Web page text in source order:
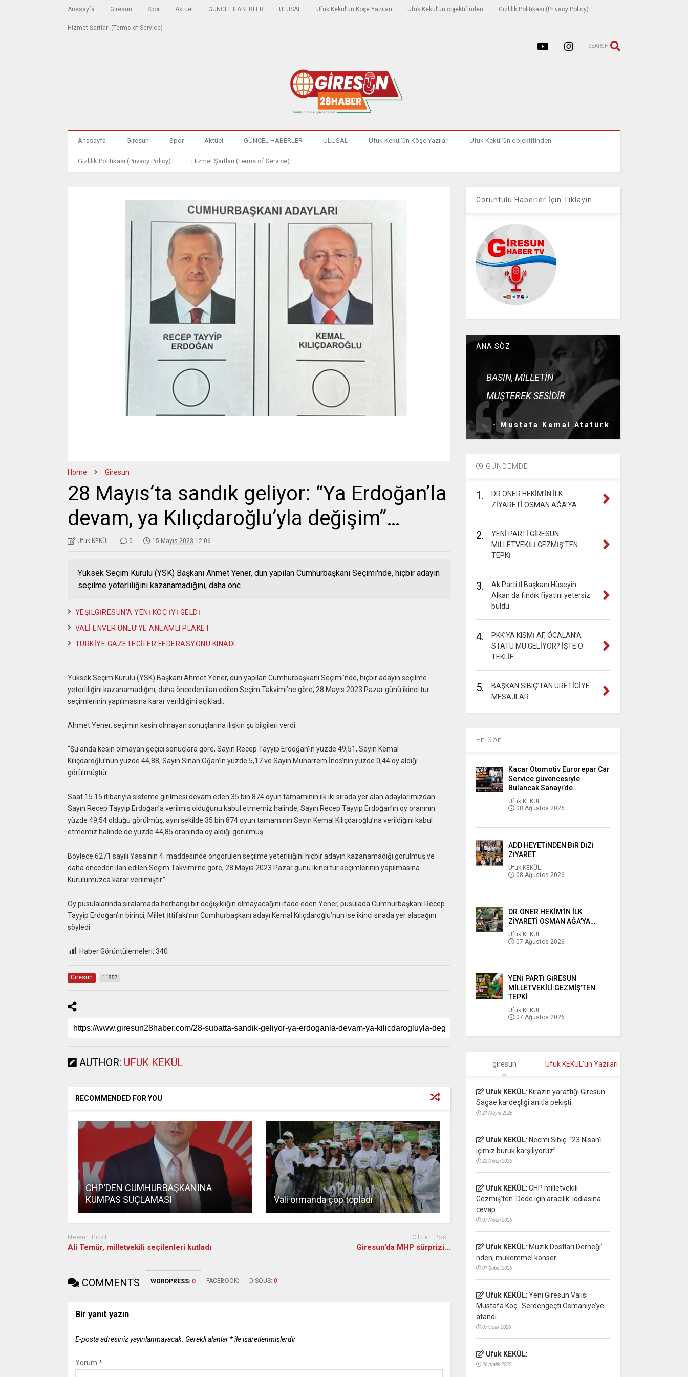
Anasayfa Giresun Spor Aktüel GÜNCEL HABERLER ULUSAL Ufuk Kekül’ün Köşe Yazıları Ufuk Kekül’ün objektifinden Gizlilik Politikası (Privacy Policy)
Hizmet Şartları (Terms of Service)
SEARCH
Anasayfa Giresun Spor Aktüel GÜNCEL HABERLER ULUSAL Ufuk Kekül’ün Köşe Yazıları Ufuk Kekül’ün objektifinden
Gizlilik Politikası (Privacy Policy) Hizmet Şartları (Terms of Service)
Home Giresun
28 Mayıs’ta sandık geliyor: “Ya Erdoğan’la
devam, ya Kılıçdaroğlu’yla değişim”…
Ufuk KEKÜL 0 15 Mayıs 2023 12:06
Yüksek Seçim Kurulu (YSK) Başkanı Ahmet Yener, dün yapılan Cumhurbaşkanı Seçimi'nde, hiçbir adayın
seçilme yeterliliğini kazanamadığını, daha önc
YEŞİLGİRESUN’A YENİ KOÇ İYİ GELDİ
VALİ ENVER ÜNLÜ’YE ANLAMLI PLAKET
TÜRKİYE GAZETECİLER FEDERASYONU KINADI
Yüksek Seçim Kurulu (YSK) Başkanı Ahmet Yener, dün yapılan Cumhurbaşkanı Seçimi’nde, hiçbir adayın seçilme
yeterliliğini kazanamadığını, daha önceden ilan edilen Seçim Takvimi’ne göre, 28 Mayıs 2023 Pazar günü ikinci tur
seçimlerinin yapılmasına karar verildiğini açıkladı.
Ahmet Yener, seçimin kesin olmayan sonuçlarına ilişkin şu bilgileri verdi:
“Şu anda kesin olmayan geçici sonuçlara göre, Sayın Recep Tayyip Erdoğan’ın yüzde 49,51, Sayın Kemal
Kılıçdaroğlu’nun yüzde 44,88, Sayın Sinan Oğan’ın yüzde 5,17 ve Sayın Muharrem İnce’nin yüzde 0,44 oy aldığı
görülmüştür.
Saat 15.15 itibarıyla sisteme girilmesi devam eden 35 bin 874 oyun tamamının ilk iki sırada yer alan adaylarımızdan
Sayın Recep Tayyip Erdoğan’a verilmiş olduğunu kabul etmemiz halinde, Sayın Recep Tayyip Erdoğan’ın oy oranının
yüzde 49,54 olduğu görülmüş, aynı şekilde 35 bin 874 oyun tamamının Sayın Kemal Kılıçdaroğlu’na verildiğini kabul
etmemiz halinde de yüzde 44,85 oranında oy aldığı görülmüş.
Böylece 6271 sayılı Yasa’nın 4. maddesinde öngörülen seçilme yeterliliğini hiçbir adayın kazanamadığı görülmüş ve
daha önceden ilan edilen Seçim Takvimi’ne göre, 28 Mayıs 2023 Pazar günü ikinci tur seçimlerinin yapılmasına
Kurulumuzca karar verilmiştir.”
Oy pusulalarında sıralamada herhangi bir değişikliğin olmayacağını ifade eden Yener, pusulada Cumhurbaşkanı Recep
Tayyip Erdoğan’ın birinci, Millet İttifakı’nın Cumhurbaşkanı adayı Kemal Kılıçdaroğlu’nun ise ikinci sırada yer alacağını
söyledi.
Haber Görüntülemeleri: 340
Giresun 11857
AUTHOR: UFUK KEKÜL
RECOMMENDED FOR YOU
CHP’DEN CUMHURBAŞKANINA
KUMPAS SUÇLAMASI
Vali ormanda çöp topladı
Newer Post
Ali Temür, milletvekili seçilenleri kutladı
Older Post
Giresun’da MHP sürprizi…
COMMENTS WORDPRESS: 0 FACEBOOK: DISQUS: 0
Bir yanıt yazın
E-posta adresiniz yayınlanmayacak. Gerekli alanlar *ile işaretlenmişlerdir
Yorum *
Görüntülü Haberler İçin Tıklayın
ANA SÖZ
BASIN, MİLLETİN
MÜŞTEREK SESİDİR
- Mustafa Kemal Atatürk
GÜNDEMDE
1.
DR.ÖNER HEKİM’İN İLK
ZİYARETİ OSMAN AĞA’YA…
2.
YENİ PARTİ GİRESUN
MİLLETVEKİLİ GEZMİŞ’TEN
TEPKİ
3.
Ak Parti İl Başkanı Hüseyin
Alkan da fındık fiyatını yetersiz
buldu
4.
PKK’YA KISMİ AF, ÖCALAN’A
STATÜ MÜ GELİYOR? İŞTE O
TEKLİF
5.
BAŞKAN SIBIÇ’TAN ÜRETİCİYE
MESAJLAR
En Son
Kacar Otomotiv Eurorepar Car
Service güvencesiyle
Bulancak Sanayi’de…
Ufuk KEKÜL
08 Ağustos 2026
ADD HEYETİNDEN BİR DİZİ
ZİYARET
Ufuk KEKÜL
08 Ağustos 2026
DR.ÖNER HEKİM’İN İLK
ZİYARETİ OSMAN AĞA’YA…
Ufuk KEKÜL
07 Ağustos 2026
YENİ PARTİ GİRESUN
MİLLETVEKİLİ GEZMİŞ’TEN
TEPKİ
Ufuk KEKÜL
07 Ağustos 2026
giresun Ufuk KEKÜL'ün Yazıları
Ufuk KEKÜL: Kirazın yarattığı Giresun-
Sagae kardeşliği anıtla pekişti
21 Mayıs 2026
Ufuk KEKÜL: Necmi Sıbıç: “23 Nisan’ı
içimiz buruk karşılıyoruz”
22 Nisan 2026
Ufuk KEKÜL: CHP milletvekili
Gezmiş’ten ‘Dede için aracılık’ iddiasına
cevap
07 Nisan 2026
Ufuk KEKÜL: Müzik Dostları Derneği’
nden, mükemmel konser
01 Şubat 2026
Ufuk KEKÜL: Yeni Giresun Valisi
Mustafa Koç…Serdengeçti Osmaniye’ye
atandı
07 Ocak 2026
Ufuk KEKÜL:
26 Aralık 2025